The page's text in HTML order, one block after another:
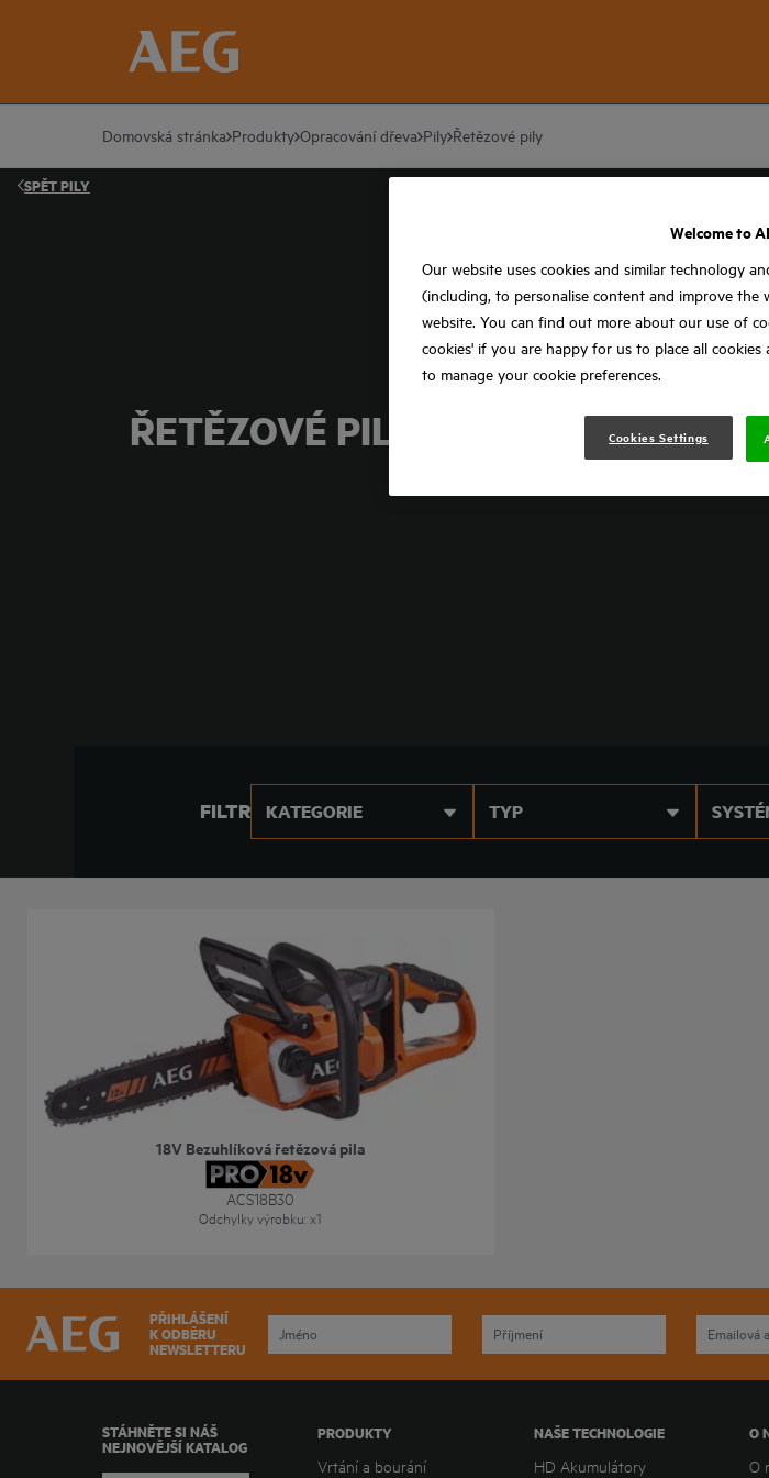
Domovská stránka Produkty Opracování dřeva Pily Řetězové pily
SPĚTPILY
ŘETĚZOVÉ PILY
FILTR KATEGORIE TYP
18V Bezuhlíková řetězová pila
ACS18B30
Odchylky výrobku: x1
PŘIHLÁŠENÍ
K ODBĚRU
NEWSLETTERU
STÁHNĚTE SI NÁŠ
NEJNOVĚJŠÍ KATALOG
PRODUKTY
Vrtání a bourání
NAŠE TECHNOLOGIE
HD Akumulátory
O
O
Welcome to
Our website uses cookies and similar technology
(including, to personalise content and improve
website. You can find out more about our use of
cookies' if you are happy for us to place all
to manage your cookie preferences.
Cookies Settings